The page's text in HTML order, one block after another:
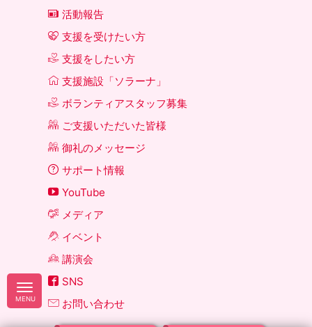
活動報告
支援を受けたい方
支援をしたい方
支援施設「ソラーナ」
ボランティアスタッフ募集
ご支援いただいた皆様
御礼のメッセージ
サポート情報
YouTube
メディア
イベント
講演会
SNS
お問い合わせ